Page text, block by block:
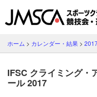
ホーム > カレンダー・結果 >
IFSC クライミング・
ール 2017